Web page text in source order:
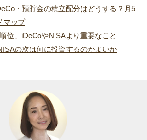
・預貯金の積立配分はどうする？月5
マップ
位、iDeCoやNISAより重要なこと
の次は何に投資するのがよいか